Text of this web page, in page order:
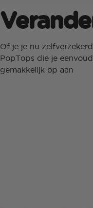
Of je je nu
PopTops die je
gemakkelijk op aan